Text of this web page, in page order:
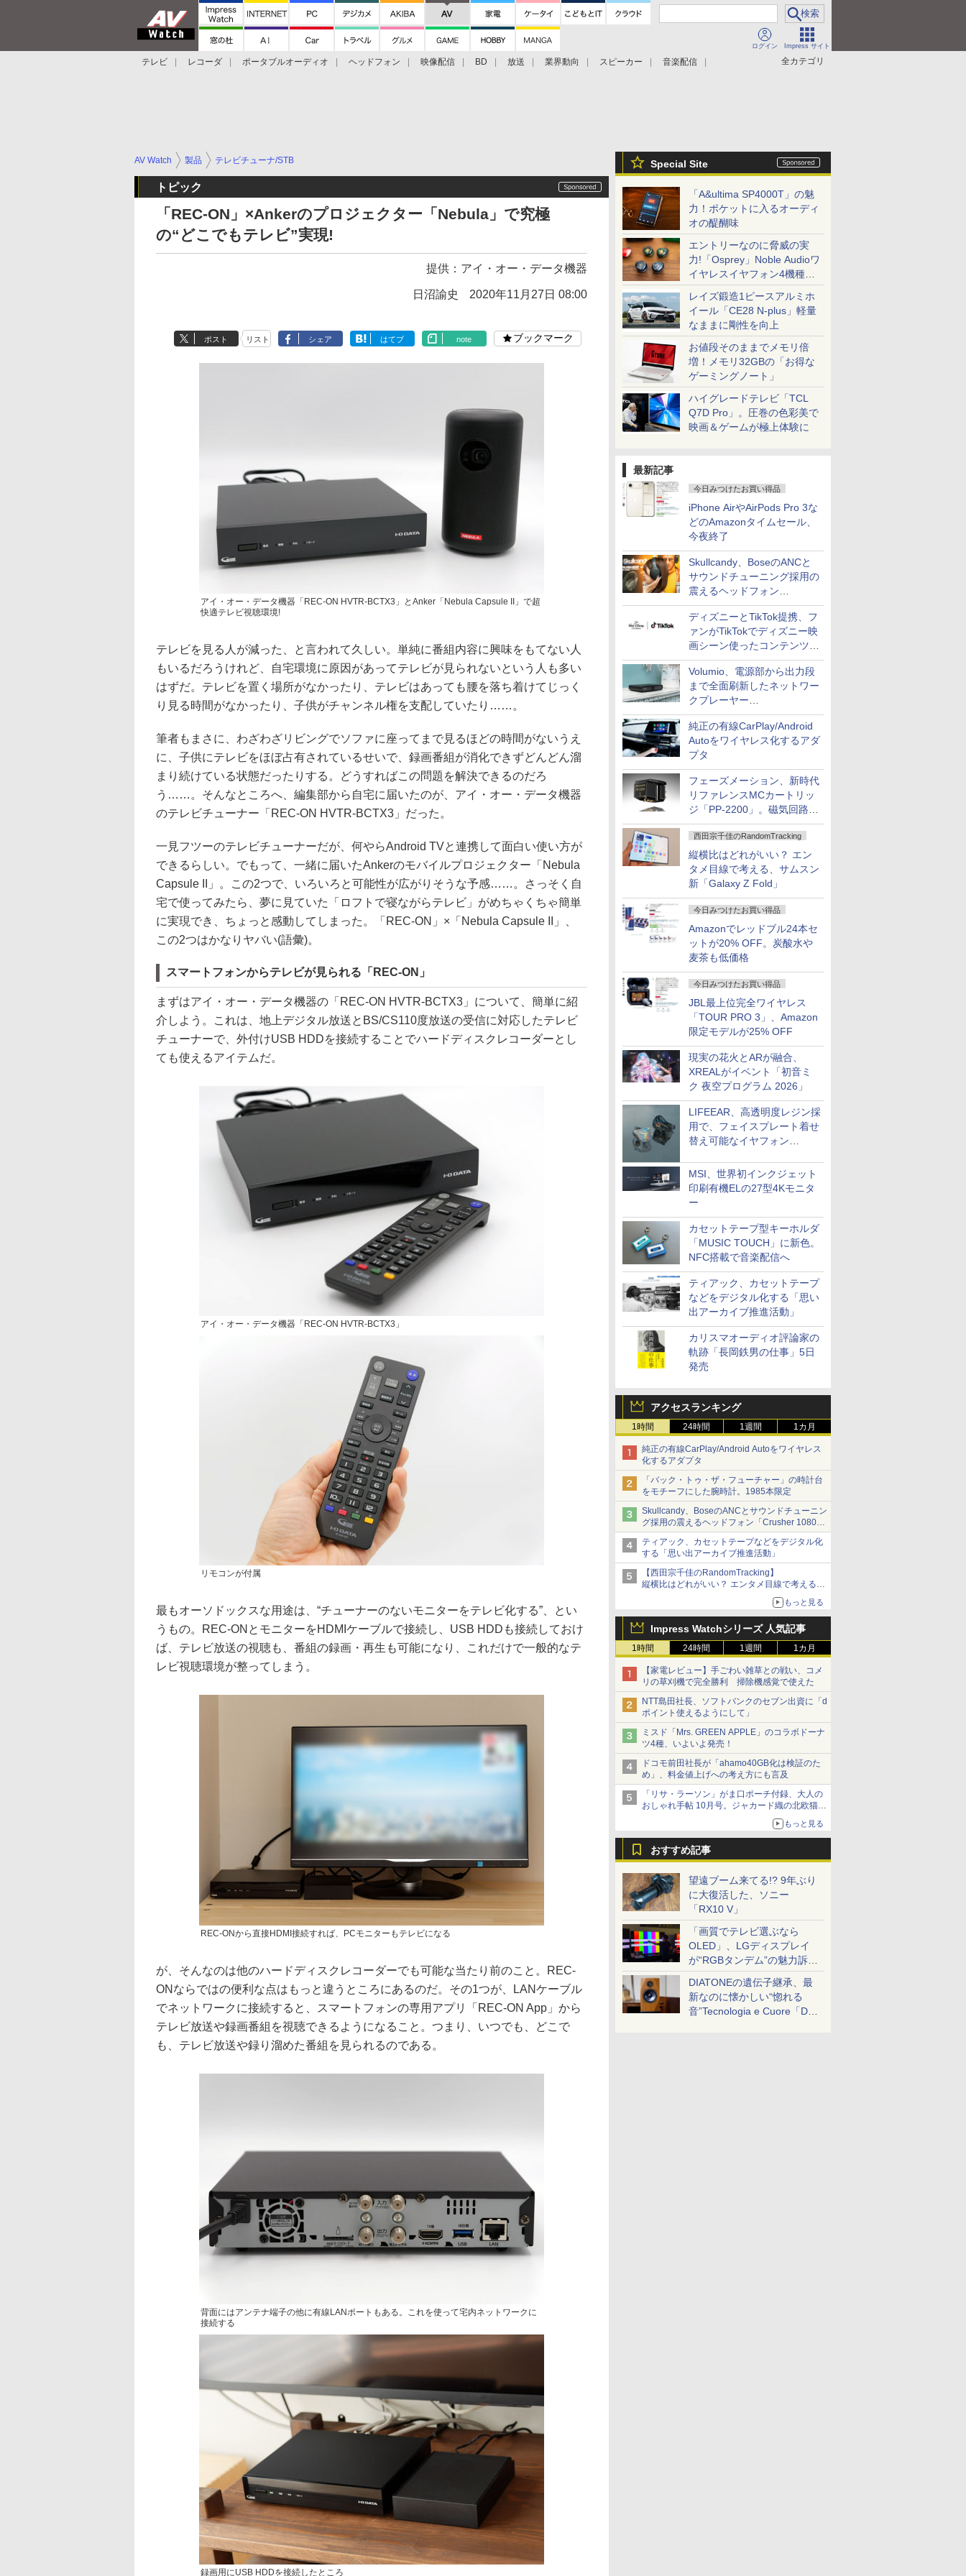
ログイン Impress サイト
全カテゴリ
テレビ レコーダ ポータブルオーディオ ヘッドフォン 映像配信 BD 放送 業界動向 スピーカー
音楽配信
Special Site
「A&ultima SP4000T」の魅
力！ポケットに入るオーディ
オの醍醐味
エントリーなのに脅威の実
力!「Osprey」Noble Audioワ
イヤレスイヤフォン4機種を
一気に聴く
レイズ鍛造1ピースアルミホ
イール「CE28 N-plus」軽量
なままに剛性を向上
お値段そのままでメモリ倍
増！メモリ32GBの「お得な
ゲーミングノート」
ハイグレードテレビ「TCL
Q7D Pro」。圧巻の色彩美で
映画＆ゲームが極上体験に
最新記事
今日みつけたお買い得品
iPhone AirやAirPods Pro 3な
どのAmazonタイムセール、
今夜終了
Skullcandy、BoseのANCと
サウンドチューニング採用の
震えるヘッドフォン
「Crusher 1080 ANC」
ディズニーとTikTok提携、フ
ァンがTikTokでディズニー映
画シーン使ったコンテンツ制
作、Disney+にも配信
Volumio、電源部から出力段
まで全面刷新したネットワー
クプレーヤー
「Primo（2026）」
純正の有線CarPlay/Android
Autoをワイヤレス化するアダ
プタ
フェーズメーション、新時代
リファレンスMCカートリッ
ジ「PP-2200」。磁気回路や
ハウジングを根本から見直し
西田宗千佳のRandomTracking
縦横比はどれがいい？ エン
タメ目線で考える、サムスン
新「Galaxy Z Fold」
今日みつけたお買い得品
Amazonでレッドブル24本セ
ットが20% OFF。炭酸水や
麦茶も低価格
今日みつけたお買い得品
JBL最上位完全ワイヤレス
「TOUR PRO 3」、Amazon
限定モデルが25% OFF
現実の花火とARが融合、
XREALがイベント「初音ミ
ク 夜空プログラム 2026」
LIFEEAR、高透明度レジン採
用で、フェイスプレート着せ
替え可能なイヤフォン
MSI、世界初インクジェット
印刷有機ELの27型4Kモニタ
ー
カセットテープ型キーホルダ
「MUSIC TOUCH」に新色。
NFC搭載で音楽配信へ
ティアック、カセットテープ
などをデジタル化する「思い
出アーカイブ推進活動」
カリスマオーディオ評論家の
軌跡「長岡鉄男の仕事」5日
発売
アクセスランキング
1時間 24時間 1週間 1カ月
純正の有線CarPlay/Android Autoをワイヤレス
化するアダプタ
「バック・トゥ・ザ・フューチャー」の時計台
をモチーフにした腕時計。1985本限定
Skullcandy、BoseのANCとサウンドチューニン
グ採用の震えるヘッドフォン「Crusher 1080
ANC」
ティアック、カセットテープなどをデジタル化
する「思い出アーカイブ推進活動」
【西田宗千佳のRandomTracking】
縦横比はどれがいい？ エンタメ目線で考える、
もっと見る
Impress Watchシリーズ 人気記事
1時間 24時間 1週間 1カ月
【家電レビュー】手ごわい雑草との戦い、コメ
リの草刈機で完全勝利 掃除機感覚で使えた
NTT島田社長、ソフトバンクのセブン出資に「d
ポイント使えるようにして」
ミスド「Mrs. GREEN APPLE」のコラボドーナ
ツ4種、いよいよ発売！
ドコモ前田社長が「ahamo40GB化は検証のた
め」、料金値上げへの考え方にも言及
「リサ・ラーソン」がま口ポーチ付録、大人の
おしゃれ手帖 10月号。ジャカード織の北欧猫デ
もっと見る
おすすめ記事
望遠ブーム来てる!? 9年ぶり
に大復活した、ソニー
「RX10 V」
「画質でテレビ選ぶなら
OLED」、LGディスプレイ
が“RGBタンデム”の魅力訴
求。液晶とのガチ比較も
DIATONEの遺伝子継承、最
新なのに懐かしい“惚れる
音”Tecnologia e Cuore「DS-
AV Watch 製品 テレビチューナ/STB
トピック
「REC-ON」×Ankerのプロジェクター「Nebula」で究極
の“どこでもテレビ”実現!
提供： アイ・オー・データ機器
日沼諭史 2020年11月27日 08:00
ポスト リスト シェア はてブ note ブックマーク
アイ・オー・データ機器「REC-ON HVTR-BCTX3」とAnker「Nebula Capsule II」で超
快適テレビ視聴環境!
テレビを見る人が減った、と言われて久しい。単純に番組内容に興味をもてない人
もいるだろうけれど、自宅環境に原因があってテレビが見られないという人も多い
はずだ。テレビを置く場所がなかったり、テレビはあっても腰を落ち着けてじっく
り見る時間がなかったり、子供がチャンネル権を支配していたり……。
筆者もまさに、わざわざリビングでソファに座ってまで見るほどの時間がないうえ
に、子供にテレビをほぼ占有されているせいで、録画番組が消化できずどんどん溜
まり続けている状態だったりする。どうすればこの問題を解決できるのだろ
う……。そんなところへ、編集部から自宅に届いたのが、アイ・オー・データ機器
のテレビチューナー「REC-ON HVTR-BCTX3」だった。
一見フツーのテレビチューナーだが、何やらAndroid TVと連携して面白い使い方が
できるらしい。でもって、一緒に届いたAnkerのモバイルプロジェクター「Nebula
Capsule II」。この2つで、いろいろと可能性が広がりそうな予感……。さっそく自
宅で使ってみたら、夢に見ていた「ロフトで寝ながらテレビ」がめちゃくちゃ簡単
に実現でき、ちょっと感動してしまった。「REC-ON」×「Nebula Capsule II」、
この2つはかなりヤバい(語彙)。
スマートフォンからテレビが見られる「REC-ON」
まずはアイ・オー・データ機器の「REC-ON HVTR-BCTX3」について、簡単に紹
介しよう。これは、地上デジタル放送とBS/CS110度放送の受信に対応したテレビ
チューナーで、外付けUSB HDDを接続することでハードディスクレコーダーとし
ても使えるアイテムだ。
アイ・オー・データ機器「REC-ON HVTR-BCTX3」
リモコンが付属
最もオーソドックスな用途は、“チューナーのないモニターをテレビ化する”、とい
うもの。REC-ONとモニターをHDMIケーブルで接続し、USB HDDも接続しておけ
ば、テレビ放送の視聴も、番組の録画・再生も可能になり、これだけで一般的なテ
レビ視聴環境が整ってしまう。
REC-ONから直接HDMI接続すれば、PCモニターもテレビになる
が、そんなのは他のハードディスクレコーダーでも可能な当たり前のこと。REC-
ONならではの便利な点はもっと違うところにあるのだ。その1つが、LANケーブル
でネットワークに接続すると、スマートフォンの専用アプリ「REC-ON App」から
テレビ放送や録画番組を視聴できるようになること。つまり、いつでも、どこで
も、テレビ放送や録り溜めた番組を見られるのである。
背面にはアンテナ端子の他に有線LANポートもある。これを使って宅内ネットワークに
接続する
録画用にUSB HDDを接続したところ